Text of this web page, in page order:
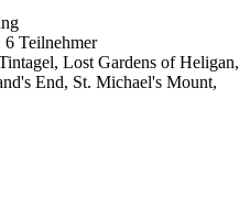
Teilnehmer
Lost Gardens of Heligan,
End, St. Michael's Mount,